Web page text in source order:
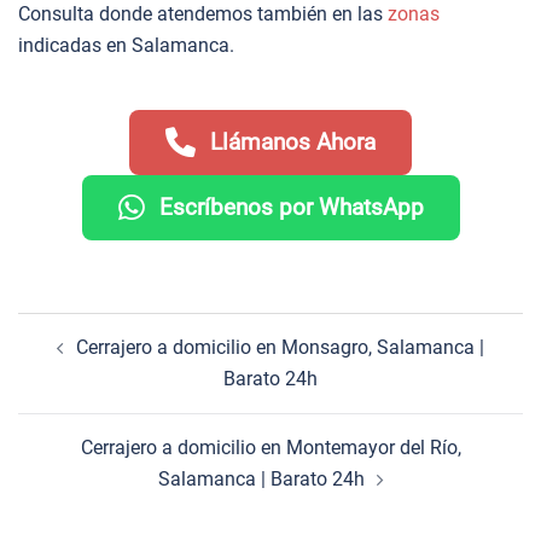
Consulta donde atendemos también en las zonas
indicadas en Salamanca.
Llámanos Ahora
Escríbenos por WhatsApp
Cerrajero a domicilio en Monsagro, Salamanca |
Barato 24h
Cerrajero a domicilio en Montemayor del Río,
Salamanca | Barato 24h